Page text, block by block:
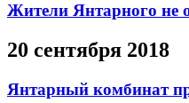
Жители Янтарного не
20 сентября 2018
Янтарный комбинат